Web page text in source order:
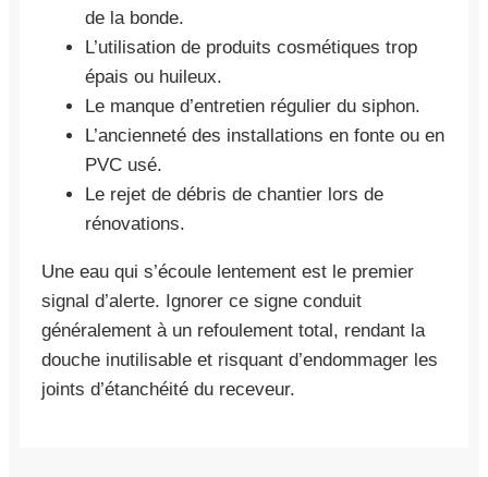
de la bonde.
L’utilisation de produits cosmétiques trop
épais ou huileux.
Le manque d’entretien régulier du siphon.
L’ancienneté des installations en fonte ou en
PVC usé.
Le rejet de débris de chantier lors de
rénovations.
Une eau qui s’écoule lentement est le premier
signal d’alerte. Ignorer ce signe conduit
généralement à un refoulement total, rendant la
douche inutilisable et risquant d’endommager les
joints d’étanchéité du receveur.